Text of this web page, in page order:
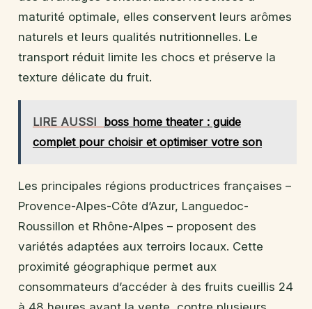
maturité optimale, elles conservent leurs arômes
naturels et leurs qualités nutritionnelles. Le
transport réduit limite les chocs et préserve la
texture délicate du fruit.
LIRE AUSSI boss home theater : guide
complet pour choisir et optimiser votre son
Les principales régions productrices françaises –
Provence-Alpes-Côte d’Azur, Languedoc-
Roussillon et Rhône-Alpes – proposent des
variétés adaptées aux terroirs locaux. Cette
proximité géographique permet aux
consommateurs d’accéder à des fruits cueillis 24